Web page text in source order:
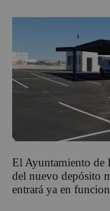
El Ayuntamiento de
del nuevo depósito
entrará ya en